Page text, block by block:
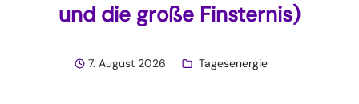
und die große Finsternis)
7. August 2026 Tagesenergie